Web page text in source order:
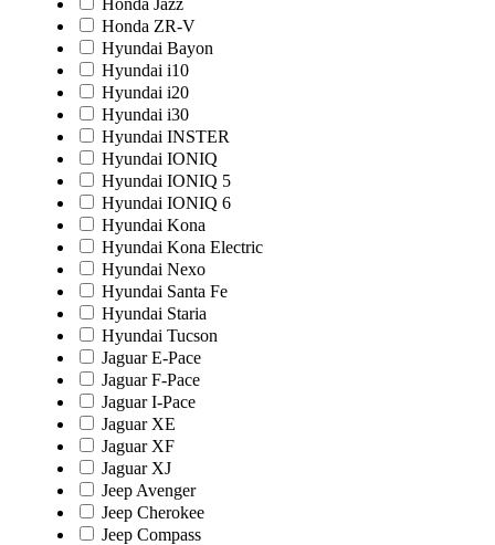
Honda Jazz
Honda ZR-V
Hyundai Bayon
Hyundai i10
Hyundai i20
Hyundai i30
Hyundai INSTER
Hyundai IONIQ
Hyundai IONIQ 5
Hyundai IONIQ 6
Hyundai Kona
Hyundai Kona Electric
Hyundai Nexo
Hyundai Santa Fe
Hyundai Staria
Hyundai Tucson
Jaguar E-Pace
Jaguar F-Pace
Jaguar I-Pace
Jaguar XE
Jaguar XF
Jaguar XJ
Jeep Avenger
Jeep Cherokee
Jeep Compass